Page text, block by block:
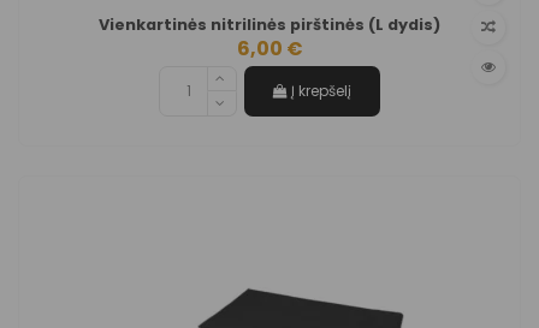
Vienkartinės nitrilinės pirštinės (L dydis)
6,00 €
Į krepšelį